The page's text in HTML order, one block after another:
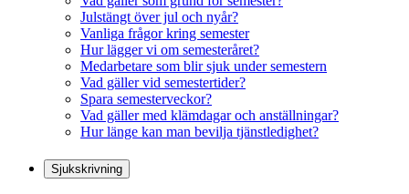
Julstängt över jul och nyår?
Vanliga frågor kring semester
Hur lägger vi om semesteråret?
Medarbetare som blir sjuk under semestern
Vad gäller vid semestertider?
Spara semesterveckor?
Vad gäller med klämdagar och anställningar?
Hur länge kan man bevilja tjänstledighet?
Sjukskrivning